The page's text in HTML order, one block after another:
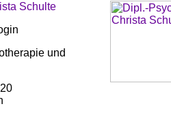
Schulte
und